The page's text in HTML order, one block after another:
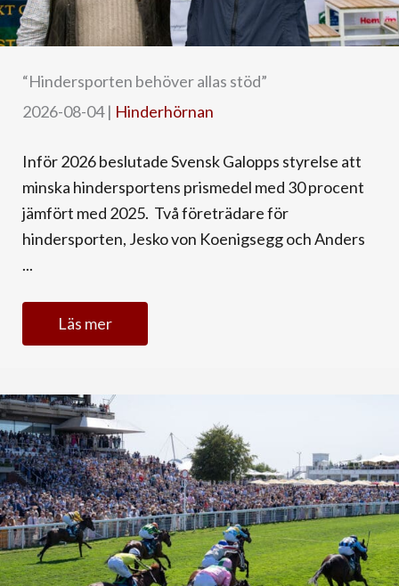
“Hindersporten behöver allas stöd”
2026-08-04| Hinderhörnan
Inför 2026 beslutade Svensk Galopps styrelse att
minska hindersportens prismedel med 30 procent
jämfört med 2025. Två företrädare för
hindersporten, Jesko von Koenigsegg och Anders
...
Läs mer